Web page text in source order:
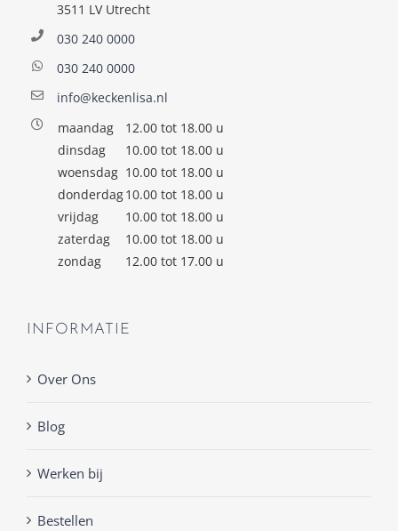
3511 LV Utrecht
030 240 0000
030 240 0000
info@keckenlisa.nl
maandag
12.00 tot 18.00 u
dinsdag
10.00 tot 18.00 u
woensdag 10.00 tot 18.00 u
donderdag10.00 tot 18.00 u
vrijdag
10.00 tot 18.00 u
zaterdag
10.00 tot 18.00 u
zondag
12.00 tot 17.00 u
INFORMATIE
Over Ons
Blog
Werken bij
Bestellen